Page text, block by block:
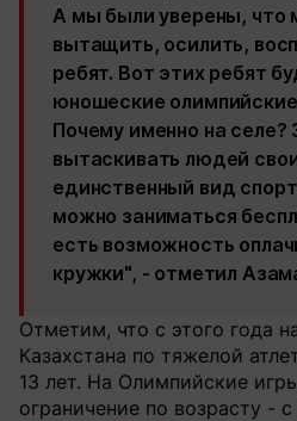
А мы были уверены, что
вытащить, осилить,
ребят. Вот этих ребят
юношеские
Почему именно на селе?
вытаскивать людей
единственный вид
можно заниматься
есть возможность
кружки", - отметил
Отметим, что с этого года
Казахстана по тяжелой
13 лет. На Олимпийские
ограничение по возрасту - с